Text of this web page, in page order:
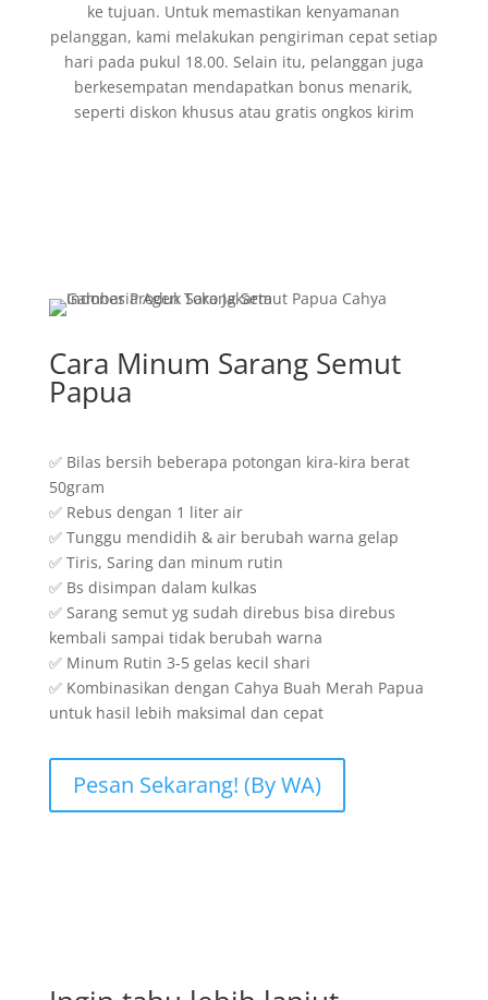
ke tujuan. Untuk memastikan kenyamanan
pelanggan, kami melakukan pengiriman cepat setiap
hari pada pukul 18.00. Selain itu, pelanggan juga
berkesempatan mendapatkan bonus menarik,
seperti diskon khusus atau gratis ongkos kirim
Cara Minum Sarang Semut
Papua
✅ Bilas bersih beberapa potongan kira-kira berat
50gram
✅ Rebus dengan 1 liter air
✅ Tunggu mendidih & air berubah warna gelap
✅ Tiris, Saring dan minum rutin
✅ Bs disimpan dalam kulkas
✅ Sarang semut yg sudah direbus bisa direbus
kembali sampai tidak berubah warna
✅ Minum Rutin 3-5 gelas kecil shari
✅ Kombinasikan dengan Cahya Buah Merah Papua
untuk hasil lebih maksimal dan cepat
Pesan Sekarang! (By WA)